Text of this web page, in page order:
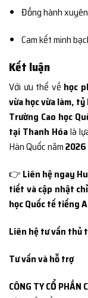
Đồng hành
Cam kết minh
Kết luận
Với ưu thế về học
vừa học vừa làm,
Trường Cao học
tại Thanh Hóalà
Hàn Quốc năm2026
👉 Liên hệ ngay
tiết và cập nhật
học Quốc tế tiếng
Liên hệ tư vấn thủ
Tư vấn và hỗ trợ
CÔNG TY CỔ PHẦN